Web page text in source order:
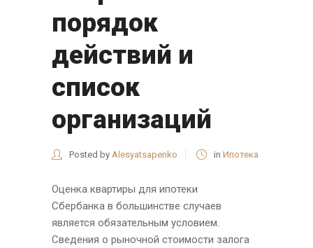
порядок
действий и
список
организаций
Posted by Alesyatsapenko in Ипотека
Оценка квартиры для ипотеки
Сбербанка в большинстве случаев
является обязательным условием.
Сведения о рыночной стоимости залога